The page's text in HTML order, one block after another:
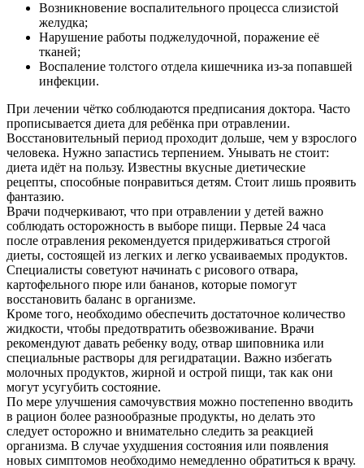
Возникновение воспалительного процесса слизистой
желудка;
Нарушение работы поджелудочной, поражение её
тканей;
Воспаление толстого отдела кишечника из-за попавшей
инфекции.
При лечении чётко соблюдаются предписания доктора. Часто
прописывается диета для ребёнка при отравлении.
Восстановительный период проходит дольше, чем у взрослого
человека. Нужно запастись терпением. Унывать не стоит:
диета идёт на пользу. Известны вкусные диетические
рецепты, способные понравиться детям. Стоит лишь проявить
фантазию.
Врачи подчеркивают, что при отравлении у детей важно
соблюдать осторожность в выборе пищи. Первые 24 часа
после отравления рекомендуется придерживаться строгой
диеты, состоящей из легких и легко усваиваемых продуктов.
Специалисты советуют начинать с рисового отвара,
картофельного пюре или бананов, которые помогут
восстановить баланс в организме.
Кроме того, необходимо обеспечить достаточное количество
жидкости, чтобы предотвратить обезвоживание. Врачи
рекомендуют давать ребенку воду, отвар шиповника или
специальные растворы для регидратации. Важно избегать
молочных продуктов, жирной и острой пищи, так как они
могут усугубить состояние.
По мере улучшения самочувствия можно постепенно вводить
в рацион более разнообразные продукты, но делать это
следует осторожно и внимательно следить за реакцией
организма. В случае ухудшения состояния или появления
новых симптомов необходимо немедленно обратиться к врачу.